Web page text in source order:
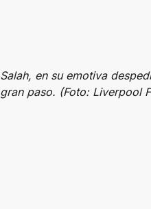
Salah, en su emotiva
gran paso. (Foto: Liverpool